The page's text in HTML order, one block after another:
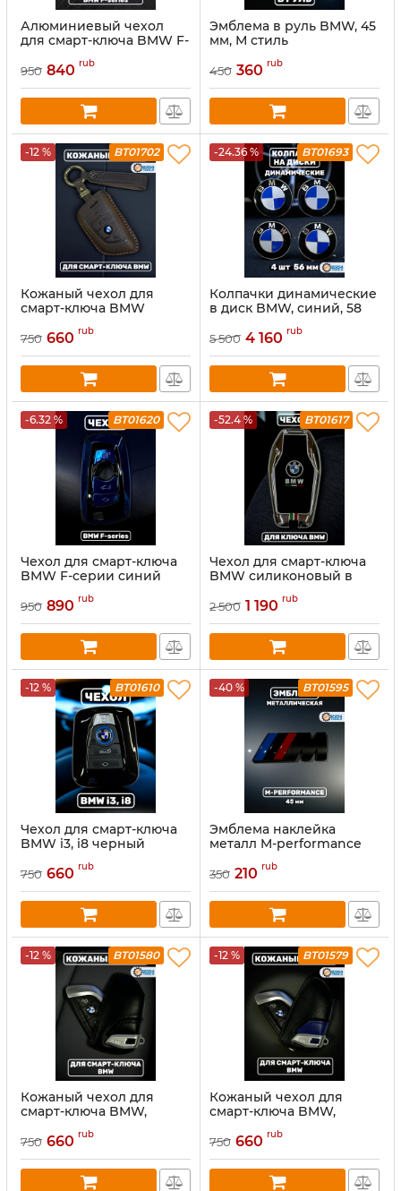
Алюминиевый чехол
для смарт-ключа BMW F-
950 840 rub
Эмблема в руль BMW, 45
мм, М стиль
450 360 rub
-12 % BT01702
Кожаный чехол для
смарт-ключа BMW
750 660 rub
-24.36 % BT01693
Колпачки динамические
в диск BMW, синий, 58
5 500 4 160 rub
-6.32 % BT01620
Чехол для смарт-ключа
BMW F-серии синий
950 890 rub
-52.4 % BT01617
Чехол для смарт-ключа
BMW силиконовый в
2 500 1 190 rub
-12 % BT01610
Чехол для смарт-ключа
BMW i3, i8 черный
750 660 rub
-40 % BT01595
Эмблема наклейка
металл M-performance
350 210 rub
-12 % BT01580
Кожаный чехол для
смарт-ключа BMW,
750 660 rub
-12 % BT01579
Кожаный чехол для
смарт-ключа BMW,
750 660 rub